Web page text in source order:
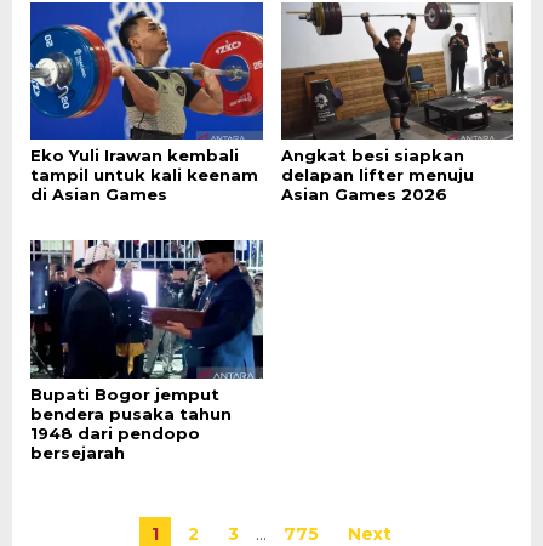
Eko Yuli Irawan kembali
tampil untuk kali keenam
di Asian Games
Angkat besi siapkan
delapan lifter menuju
Asian Games 2026
Bupati Bogor jemput
bendera pusaka tahun
1948 dari pendopo
bersejarah
1 2 3 … 775 Next